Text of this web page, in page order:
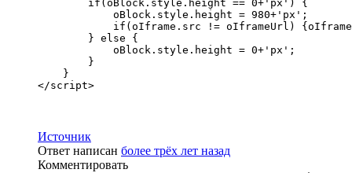
        if(oBlock.style.height == 0+'px') {
            oBlock.style.height = 980+'px';
if(oIframe.src != oIframeUrl)
        } else {
            oBlock.style.height = 0+'px';
        }
    }
</script>
Источник
Ответ написан более трёх лет назад
Комментировать